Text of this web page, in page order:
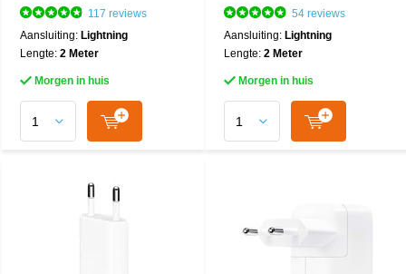
117 reviews
Aansluiting: Lightning
Lengte: 2 Meter
Morgen in huis
54 reviews
Aansluiting: Lightning
Lengte: 2 Meter
Morgen in huis